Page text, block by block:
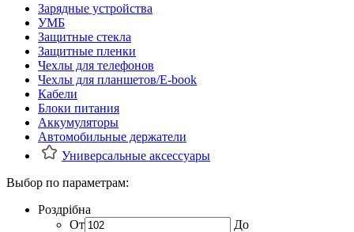
Зарядные устройства
УМБ
Защитные стекла
Защитные пленки
Чехлы для телефонов
Чехлы для планшетов/E-book
Кабели
Блоки питания
Аккумуляторы
Автомобильные держатели
Универсальные аксессуары
Выбор по параметрам:
Роздрібна
От
До